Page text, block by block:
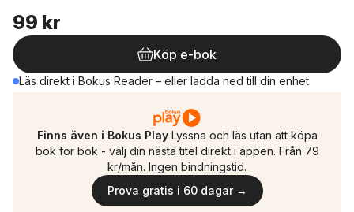
99 kr
Köp e-bok
Läs direkt i Bokus Reader – eller ladda ned till din enhet
Finns även i Bokus Play Lyssna och läs utan att köpa
bok för bok - välj din nästa titel direkt i appen. Från 79
kr/mån. Ingen bindningstid.
Prova gratis i 60 dagar →